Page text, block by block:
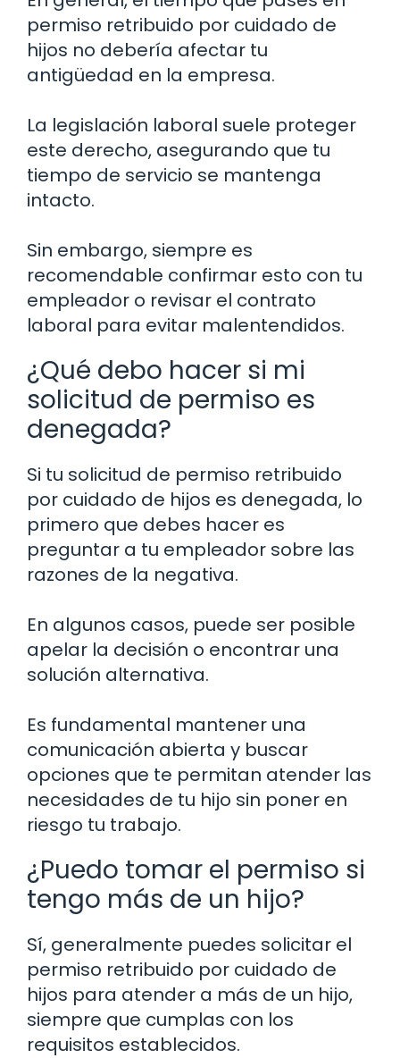
permiso retribuido por cuidado de
hijos no debería afectar tu
antigüedad en la empresa.
La legislación laboral suele proteger
este derecho, asegurando que tu
tiempo de servicio se mantenga
intacto.
Sin embargo, siempre es
recomendable confirmar esto con tu
empleador o revisar el contrato
laboral para evitar malentendidos.
¿Qué debo hacer si mi
solicitud de permiso es
denegada?
Si tu solicitud de permiso retribuido
por cuidado de hijos es denegada, lo
primero que debes hacer es
preguntar a tu empleador sobre las
razones de la negativa.
En algunos casos, puede ser posible
apelar la decisión o encontrar una
solución alternativa.
Es fundamental mantener una
comunicación abierta y buscar
opciones que te permitan atender las
necesidades de tu hijo sin poner en
riesgo tu trabajo.
¿Puedo tomar el permiso si
tengo más de un hijo?
Sí, generalmente puedes solicitar el
permiso retribuido por cuidado de
hijos para atender a más de un hijo,
siempre que cumplas con los
requisitos establecidos.